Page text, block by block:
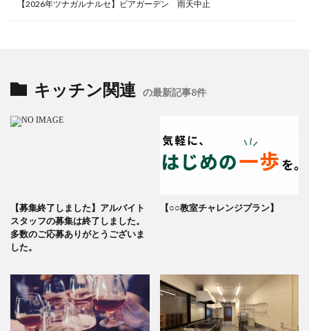
【2026年ツナガルナルセ】ビアガーデン 雨天中止
キッチン関連 の最新記事8件
【募集終了しました】アルバイト
スタッフの募集は終了しました。
多数のご応募ありがとうございま
した。
【○○教室チャレンジプラン】